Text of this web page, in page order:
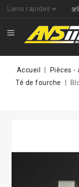
Liens rapides
Accueil Pièces -
Té de fourche